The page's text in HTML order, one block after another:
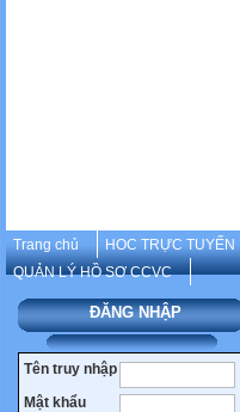
Trang chủ HOC TRỰC TUYẾN
QUẢN LÝ HỒ SƠ CCVC
ĐĂNG NHẬP
Tên truy nhập
Mật khẩu